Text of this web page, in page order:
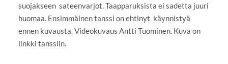
suojakseen sateenvarjot. Taapparuksista ei sadetta juuri
huomaa. Ensimmäinen tanssi on ehtinyt käynnistyä
ennen kuvausta. Videokuvaus Antti Tuominen. Kuva on
linkki tanssiin.